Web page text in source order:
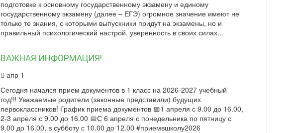
подготовке к основному государственному экзамену и единому
государственному экзамену (далее – ЕГЭ) огромное значение имеют не
только те знания, с которыми выпускники придут на экзамены, но и
правильный психологический настрой, уверенность в своих силах...
ВАЖНАЯ ИНФОРМАЦИЯ!
апр 1
Сегодня начался прием документов в 1 класс на 2026-2027 учебный
год!‼ Уважаемые родители (законные представили) будущих
первоклассников! График приема документов 📅1 апреля с 9.00 до 16.00,
2-3 апреля с 9.00 до 16.00 📅С 6 апреля с понедельника по пятницу с
9.00 до 16.00, в субботу с 10.00 до 12.00 #приемвшколу2026